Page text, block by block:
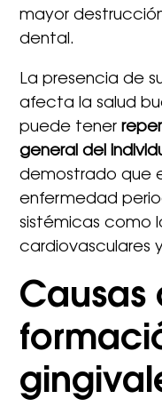
mayor
dental.
La presencia de
afecta la salud
puede tener
general del
demostrado que
enfermedad
sistémicas como
cardiovasculares
Causas